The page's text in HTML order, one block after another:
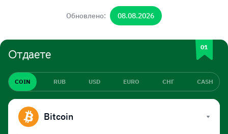
Обновлено: 08.08.2026
Отдаете
COIN RUB USD EURO СНГ CASH
Bitcoin